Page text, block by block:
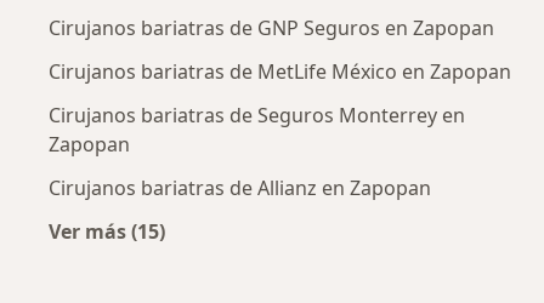
Cirujanos bariatras de GNP Seguros en Zapopan
Cirujanos bariatras de MetLife México en Zapopan
Cirujanos bariatras de Seguros Monterrey en
Zapopan
Cirujanos bariatras de Allianz en Zapopan
Ver más (15)